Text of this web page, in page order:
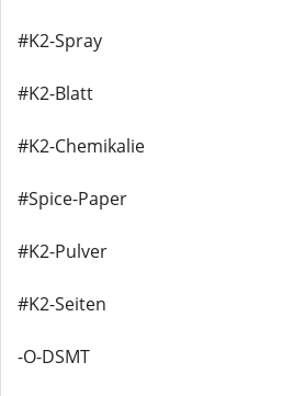
#K2-Spray
#K2-Blatt
#K2-Chemikalie
#Spice-Paper
#K2-Pulver
#K2-Seiten
-O-DSMT